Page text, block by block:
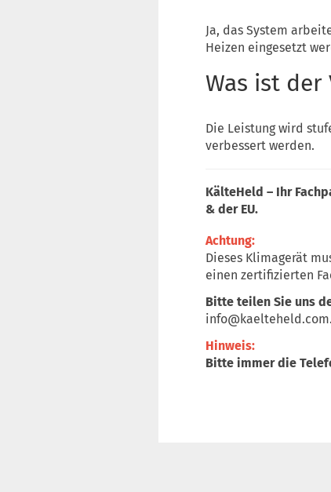
Ja, das System
Heizen eingesetzt
Was ist
Die Leistung wird
verbessert werden.
KälteHeld – Ihr
& der EU.
Achtung:
Dieses Klimagerät
einen zertifizierten
Bitte teilen Sie uns
info@kaelteheld.com.
Hinweis:
Bitte immer die